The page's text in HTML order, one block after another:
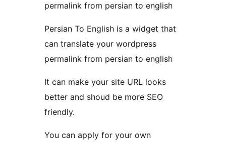
permalink from persian to english
Persian To English is a widget that
can translate your wordpress
permalink from persian to english
It can make your site URL looks
better and shoud be more SEO
friendly.
You can apply for your own